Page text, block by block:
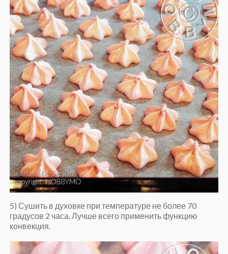
5) Сушить в духовке при температуре не более 70
градусов 2 часа. Лучше всего применить функцию
конвекция.